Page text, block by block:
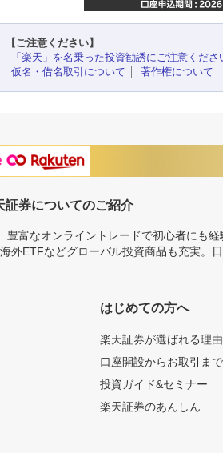
【ご注意ください】
「楽天」を名乗った投資勧誘にご注意くださ
仮名・借名取引について
著作権について
証券についてのご紹介
豊富なオンライントレードで初心者にも
外ETFなどグローバル投資商品も充実。
はじめての方へ
楽天証券が選ばれる理由
口座開設からお取引ま
投資ガイド&セミナー
楽天証券のあんしん